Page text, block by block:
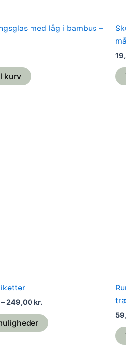
med låg i bambus –
kurv
–249,00kr.